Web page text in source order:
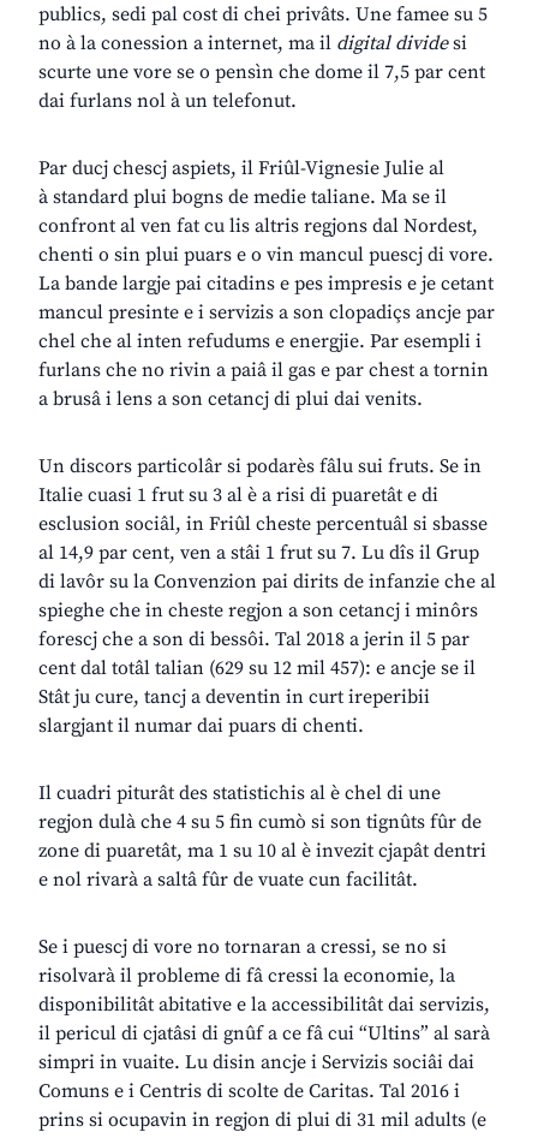
publics, sedi pal cost di chei privâts. Une famee su 5
no à la conession a internet, ma il digital dividesi
scurte une vore se o pensìn che dome il 7,5 par cent
dai furlans nol à un telefonut.
Par ducj chescj aspiets, il Friûl-Vignesie Julie al
à standard plui bogns de medie taliane. Ma se il
confront al ven fat cu lis altris regjons dal Nordest,
chenti o sin plui puars e o vin mancul puescj di vore.
La bande largje pai citadins e pes impresis e je cetant
mancul presinte e i servizis a son clopadiçs ancje par
chel che al inten refudums e energjie. Par esempli i
furlans che no rivin a paiâ il gas e par chest a tornin
a brusâ i lens a son cetancj di plui dai venits.
Un discors particolâr si podarès fâlu sui fruts. Se in
Italie cuasi 1 frut su 3 al è a risi di puaretât e di
esclusion sociâl, in Friûl cheste percentuâl si sbasse
al 14,9 par cent, ven a stâi 1 frut su 7. Lu dîs il Grup
di lavôr su la Convenzion pai dirits de infanzie che al
spieghe che in cheste regjon a son cetancj i minôrs
forescj che a son di bessôi. Tal 2018 a jerin il 5 par
cent dal totâl talian (629 su 12 mil 457): e ancje se il
Stât ju cure, tancj a deventin in curt ireperibii
slargjant il numar dai puars di chenti.
Il cuadri piturât des statistichis al è chel di une
regjon dulà che 4 su 5 fin cumò si son tignûts fûr de
zone di puaretât, ma 1 su 10 al è invezit cjapât dentri
e nol rivarà a saltâ fûr de vuate cun facilitât.
Se i puescj di vore no tornaran a cressi, se no si
risolvarà il probleme di fâ cressi la economie, la
disponibilitât abitative e la accessibilitât dai servizis,
il pericul di cjatâsi di gnûf a ce fâ cui “Ultins” al sarà
simpri in vuaite. Lu disin ancje i Servizis sociâi dai
Comuns e i Centris di scolte de Caritas. Tal 2016 i
prins si ocupavin in regjon di plui di 31 mil adults (e